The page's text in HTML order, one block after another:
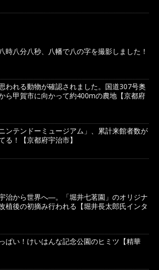
時八分八秒、八幡で八の字を撮影しました！
われる動物が確認されました。国道307号奥
ら甲賀市に向かって約400mの農地【京都府
ンテンドーミュージアム」、累計来館者数が
る！【京都府宇治市】
治から世界へ―。「堀井七茗園」のオリジナ
植後の初摘み行われる【堀井長太郎氏インタ
ぱい！けいはんな記念公園のヒミツ【精華